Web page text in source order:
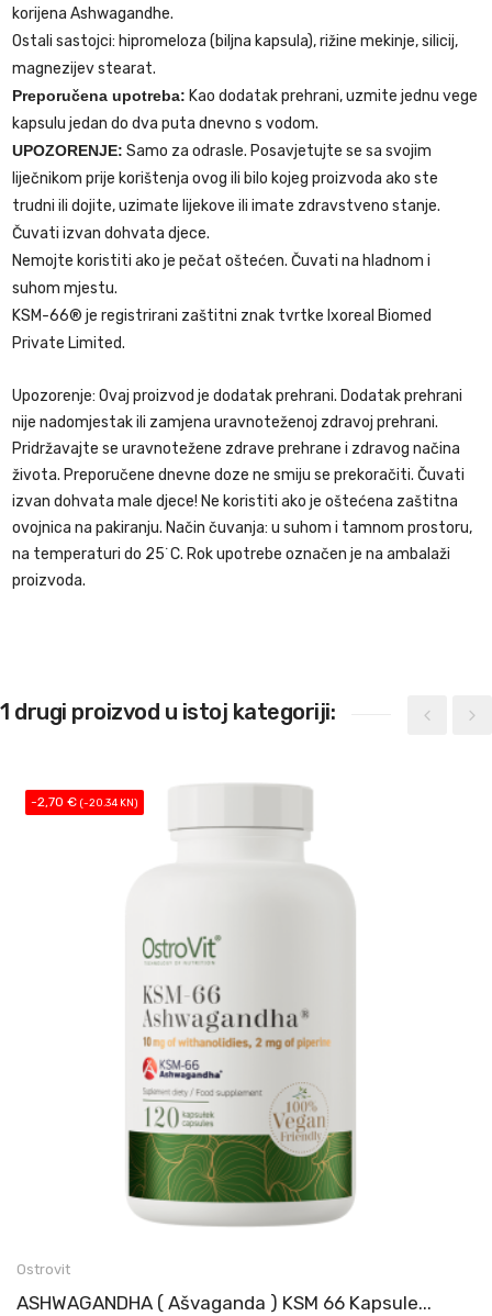
korijena Ashwagandhe.
Ostali sastojci: hipromeloza (biljna kapsula), rižine mekinje, silicij,
magnezijev stearat.
Preporučena upotreba: Kao dodatak prehrani, uzmite jednu vege
kapsulu jedan do dva puta dnevno s vodom.
UPOZORENJE: Samo za odrasle. Posavjetujte se sa svojim
liječnikom prije korištenja ovog ili bilo kojeg proizvoda ako ste
trudni ili dojite, uzimate lijekove ili imate zdravstveno stanje.
Čuvati izvan dohvata djece.
Nemojte koristiti ako je pečat oštećen. Čuvati na hladnom i
suhom mjestu.
KSM-66® je registrirani zaštitni znak tvrtke Ixoreal Biomed
Private Limited.
Upozorenje: Ovaj proizvod je dodatak prehrani. Dodatak prehrani
nije nadomjestak ili zamjena uravnoteženoj zdravoj prehrani.
Pridržavajte se uravnotežene zdrave prehrane i zdravog načina
života. Preporučene dnevne doze ne smiju se prekoračiti. Čuvati
izvan dohvata male djece! Ne koristiti ako je oštećena zaštitna
ovojnica na pakiranju. Način čuvanja: u suhom i tamnom prostoru,
na temperaturi do 25˙C. Rok upotrebe označen je na ambalaži
proizvoda.
1 drugi proizvod u istoj kategoriji:
-2,70 € (-20.34 KN)
Ostrovit
ASHWAGANDHA ( Ašvaganda ) KSM 66 Kapsule...
Ashwagandha KSM 66 VEGE kapsule (Withania somnifera L.
200 mg ekstrakta ...